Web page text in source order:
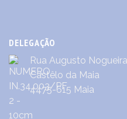
DELEGAÇÃO
Rua Augusto
Castêlo da Maia
4475-615 Maia